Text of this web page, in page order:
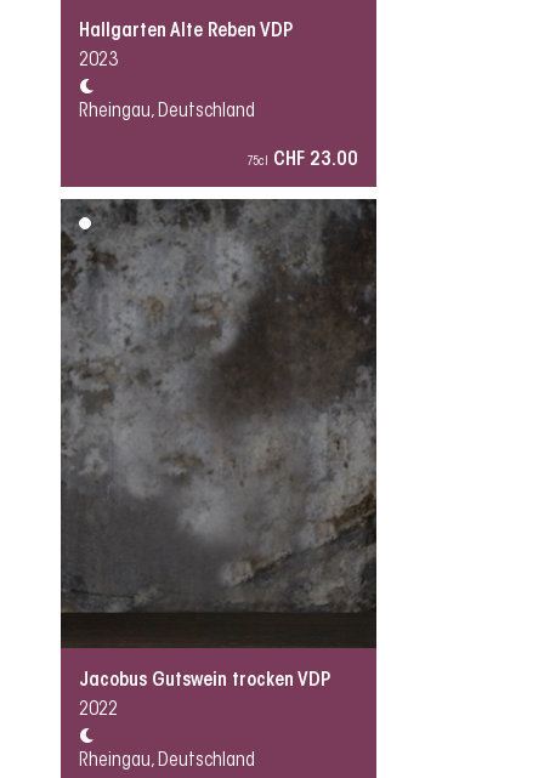
Hallgarten Alte Reben VDP
2023
Rheingau, Deutschland
75cl CHF 23.00
Jacobus Gutswein trocken VDP
2022
Rheingau, Deutschland